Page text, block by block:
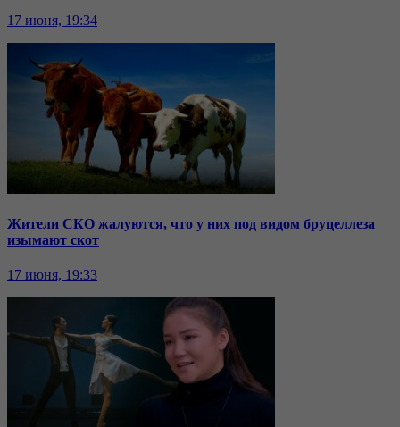
17 июня, 19:34
Жители СКО жалуются, что у них под видом бруцеллеза
изымают скот
17 июня, 19:33